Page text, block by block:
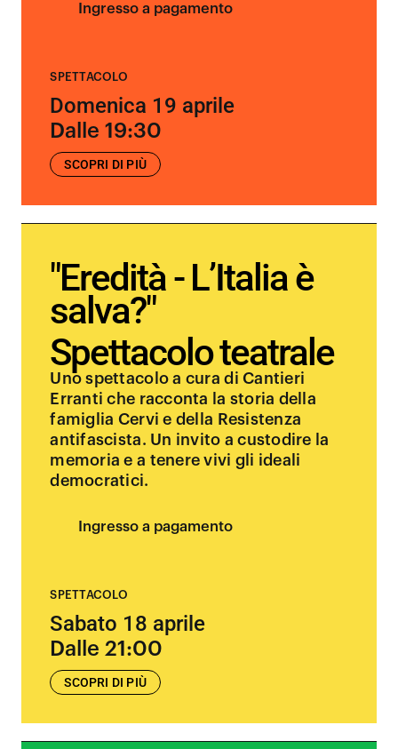
Ingresso a pagamento
SPETTACOLO
Domenica 19 aprile
Dalle 19:30
SCOPRI DI PIÙ
"Eredità - L’Italia è
salva?"
Spettacolo teatrale
Uno spettacolo a cura di Cantieri
Erranti che racconta la storia della
famiglia Cervi e della Resistenza
antifascista. Un invito a custodire la
memoria e a tenere vivi gli ideali
democratici.
Ingresso a pagamento
SPETTACOLO
Sabato 18 aprile
Dalle 21:00
SCOPRI DI PIÙ